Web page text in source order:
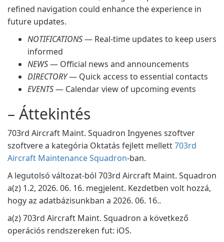
refined navigation could enhance the experience in
future updates.
NOTIFICATIONS— Real-time updates to keep users
informed
NEWS— Official news and announcements
DIRECTORY— Quick access to essential contacts
EVENTS— Calendar view of upcoming events
– Áttekintés
703rd Aircraft Maint. Squadron Ingyenes szoftver
szoftvere a kategória Oktatás fejlett mellett703rd
Aircraft Maintenance Squadron-ban.
A legutolsó változat-ból 703rd Aircraft Maint. Squadron
a(z) 1.2, 2026. 06. 16. megjelent. Kezdetben volt hozzá,
hogy az adatbázisunkban a 2026. 06. 16..
a(z) 703rd Aircraft Maint. Squadron a következő
operációs rendszereken fut: iOS.